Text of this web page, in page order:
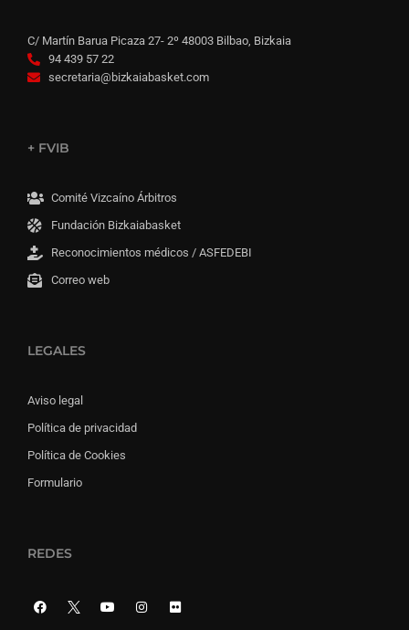
C/ Martín Barua Picaza 27- 2º 48003 Bilbao, Bizkaia
94 439 57 22
secretaria@bizkaiabasket.com
+ FVIB
Comité Vizcaíno Árbitros
Fundación Bizkaiabasket
Reconocimientos médicos / ASFEDEBI
Correo web
LEGALES
Aviso legal
Política de privacidad
Política de Cookies
Formulario
REDES